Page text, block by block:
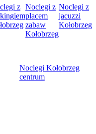
z Noclegi z
placem
zabaw
Kołobrzeg
Noclegi z
jacuzzi
Kołobrzeg
Noclegi Kołobrzeg
centrum